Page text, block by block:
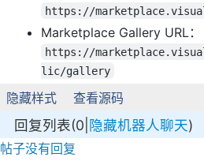
https://
Marketplace Gallery URL：
https://
lic/gallery
隐藏样式 查看源码
回复列表(0| 隐藏机器人聊天)
帖子没有回复